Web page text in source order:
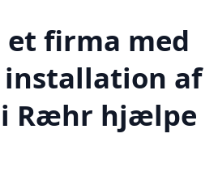
et firma med
installation af
i Ræhr hjælpe